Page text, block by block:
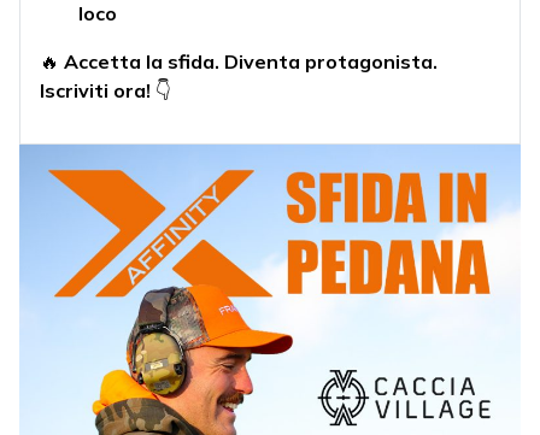
loco
🔥 Accetta la sfida. Diventa protagonista.
Iscriviti ora! 👇